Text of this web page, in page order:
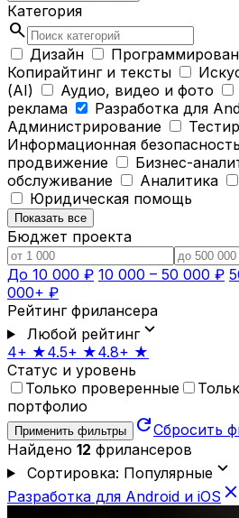
Категория
search
Дизайн
Копирайтинг и тексты
(AI)
Аудио, видео и фото
реклама
Разработка для
Администрирование
Информационная безопасность
продвижение
Бизнес-
обслуживание
Аналитика
Юридическая помощь
Показать все
Бюджет проекта
До 10 000 ₽ 10 000 – 50 000 ₽
000+ ₽
Рейтинг фрилансера
Любой рейтингexpand_more
4+ ★4.5+ ★4.8+ ★
Статус и уровень
Только проверенные
портфолио
Применить фильтры refreshСбросить
Найдено 12 фрилансеров
Сортировка: Популярныеexpand_more
Разработка для Android и iOS close